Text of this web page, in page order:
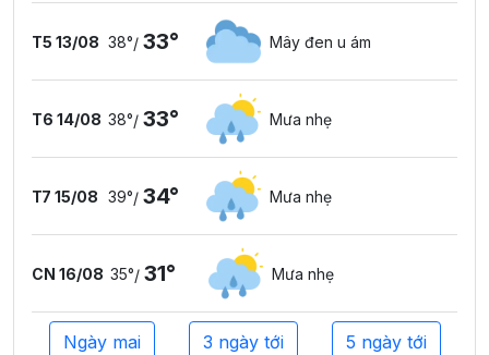
T5 13/08 38°/ 33° Mây đen u ám
T6 14/08 38°/ 33° Mưa nhẹ
T7 15/08 39°/ 34° Mưa nhẹ
CN 16/08 35°/ 31° Mưa nhẹ
Ngày mai 3 ngày tới 5 ngày tới